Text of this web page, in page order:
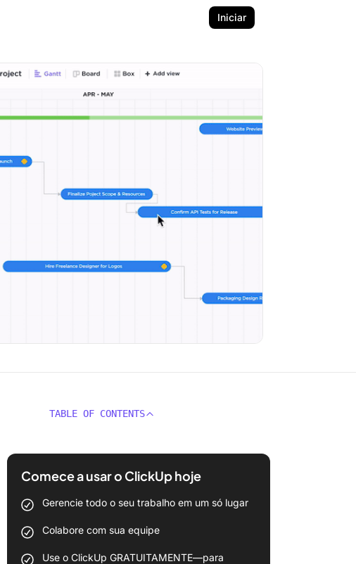
Iniciar
TABLE OF CONTENTS
Comece a usar o ClickUp hoje
Gerencie todo o seu trabalho em um só lugar
Colabore com sua equipe
Use o ClickUp GRATUITAMENTE—para